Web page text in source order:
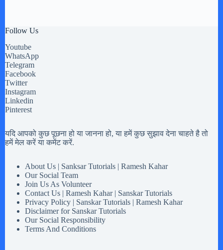
Follow Us
Youtube
WhatsApp
Telegram
Facebook
Twitter
Instagram
Linkedin
Pinterest
यदि आपको कुछ पूछना हो या जानना हो, या हमें कुछ सुझाव देना चाहते है तो
हमें मेल करें या कमेंट करें.
About Us | Sanksar Tutorials | Ramesh Kahar
Our Social Team
Join Us As Volunteer
Contact Us | Ramesh Kahar | Sanskar Tutorials
Privacy Policy | Sanskar Tutorials | Ramesh Kahar
Disclaimer for Sanskar Tutorials
Our Social Responsibility
Terms And Conditions